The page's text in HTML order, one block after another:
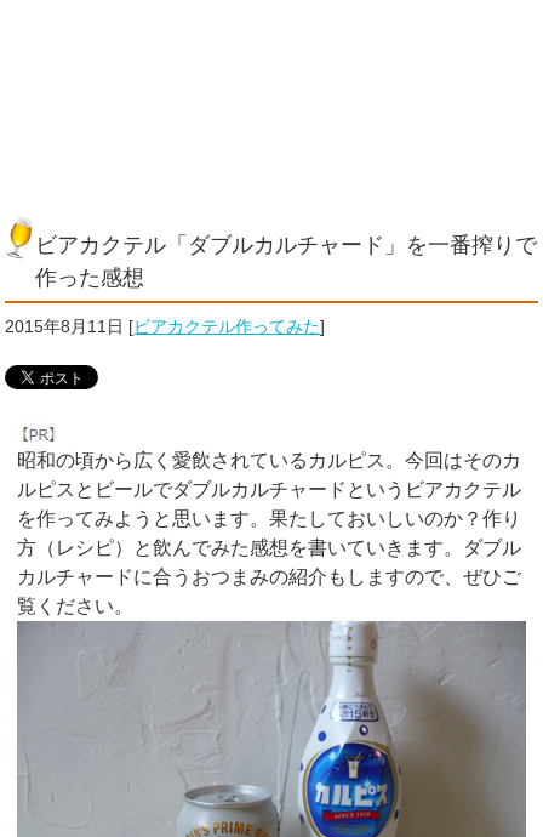
ビアカクテル「ダブルカルチャード」を一番搾りで
作った感想
2015年8月11日 [ビアカクテル作ってみた]
昭和の頃から広く愛飲されているカルピス。今回はそのカ
ルピスとビールでダブルカルチャードというビアカクテル
を作ってみようと思います。果たしておいしいのか？作り
方（レシピ）と飲んでみた感想を書いていきます。ダブル
カルチャードに合うおつまみの紹介もしますので、ぜひご
覧ください。